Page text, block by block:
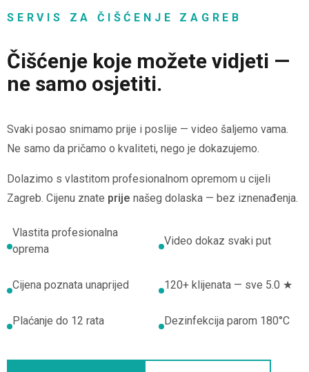
SERVIS ZA ČIŠĆENJE ZAGREB
Čišćenje koje možete vidjeti —
ne samo osjetiti.
Svaki posao snimamo prije i poslije — video šaljemo vama.
Ne samo da pričamo o kvaliteti, nego je dokazujemo.
Dolazimo s vlastitom profesionalnom opremom u cijeli
Zagreb. Cijenu znate prije našeg dolaska — bez iznenađenja.
Vlastita profesionalna
oprema
Video dokaz svaki put
Cijena poznata unaprijed 120+ klijenata — sve 5.0 ★
Plaćanje do 12 rata Dezinfekcija parom 180°C